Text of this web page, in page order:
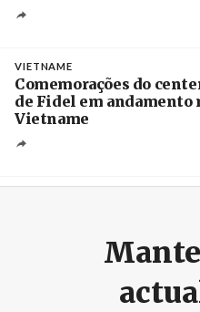
VIETNAME
Comemorações do
de Fidel em andamento
Vietname